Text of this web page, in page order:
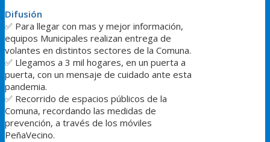
Difusión
✅ Para llegar con mas y mejor información,
equipos Municipales realizan entrega de
volantes en distintos sectores de la Comuna.
✅ Llegamos a 3 mil hogares, en un puerta a
puerta, con un mensaje de cuidado ante esta
pandemia.
✅ Recorrido de espacios públicos de la
Comuna, recordando las medidas de
prevención, a través de los móviles
PeñaVecino.